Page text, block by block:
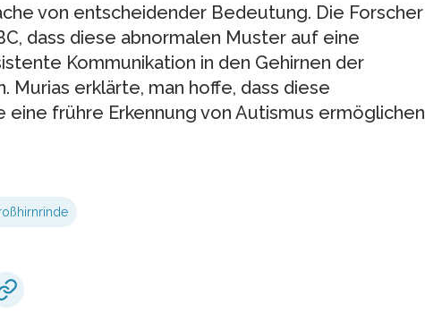
von entscheidender Bedeutung. Die Forscher
dass diese abnormalen Muster auf eine
Kommunikation in den Gehirnen der
Murias erklärte, man hoffe, dass diese
eine frühre Erkennung von Autismus ermöglichen